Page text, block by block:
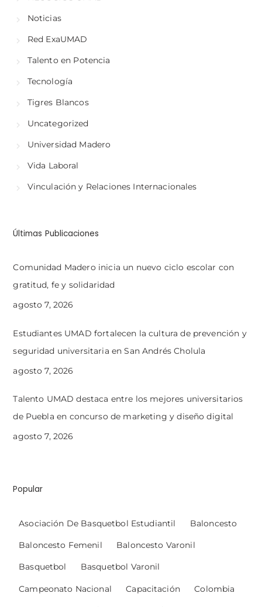
Noticias
Red ExaUMAD
Talento en Potencia
Tecnología
Tigres Blancos
Uncategorized
Universidad Madero
Vida Laboral
Vinculación y Relaciones Internacionales
Últimas Publicaciones
Comunidad Madero inicia un nuevo ciclo escolar con
gratitud, fe y solidaridad
agosto 7, 2026
Estudiantes UMAD fortalecen la cultura de prevención y
seguridad universitaria en San Andrés Cholula
agosto 7, 2026
Talento UMAD destaca entre los mejores universitarios
de Puebla en concurso de marketing y diseño digital
agosto 7, 2026
Popular
Asociación De Basquetbol Estudiantil Baloncesto
Baloncesto Femenil Baloncesto Varonil
Basquetbol Basquetbol Varonil
Campeonato Nacional Capacitación Colombia